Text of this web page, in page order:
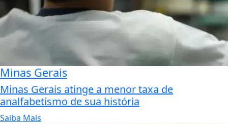
Minas Gerais
Minas Gerais atinge a menor taxa de
analfabetismo de sua história
Saiba Mais